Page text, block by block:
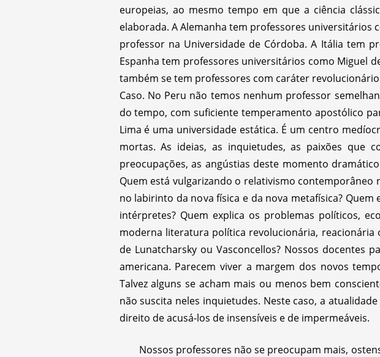
europeias, ao mesmo tempo em que a ciência
elaborada. A Alemanha tem professores universitários
professor na Universidade de Córdoba. A Itália tem
Espanha tem professores universitários como Miguel
também se tem professores com caráter
Caso. No Peru não temos nenhum professor
do tempo, com suficiente temperamento apostólico
Lima é uma universidade estática. É um centro
mortas. As ideias, as inquietudes, as paixões que
preocupações, as angústias deste momento
Quem está vulgarizando o relativismo
no labirinto da nova física e da nova metafísica?
intérpretes? Quem explica os problemas políticos,
moderna literatura política revolucionária,
de Lunatcharsky ou Vasconcellos? Nossos docentes
americana. Parecem viver a margem dos novos
Talvez alguns se acham mais ou menos bem
não suscita neles inquietudes. Neste caso, a
direito de acusá-los de insensíveis e de impermeáveis.
Nossos professores não se preocupam mais,